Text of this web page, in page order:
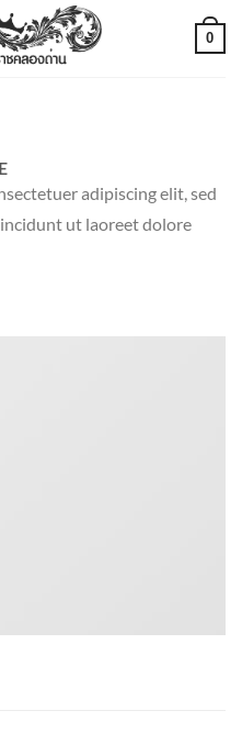
0
adipiscing elit, sed
ut laoreet dolore